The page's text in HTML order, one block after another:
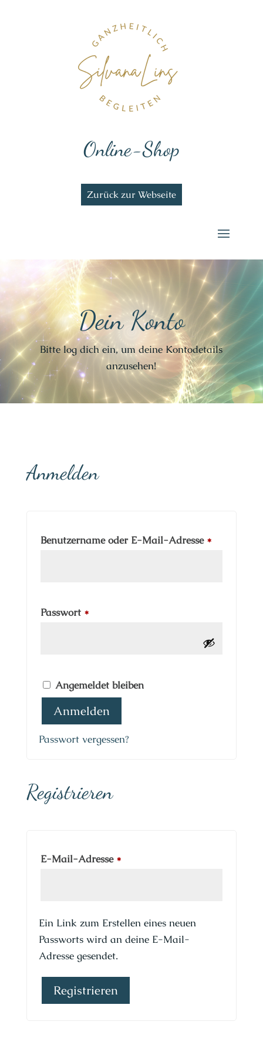
Online-Shop
Zurück zur Webseite
Dein Konto
Bitte log dich ein, um deine Kontodetails
anzusehen!
Anmelden
Benutzername oder E-Mail-Adresse *
Passwort *Erforderlich
Angemeldet bleiben
Anmelden
Passwort vergessen?
Registrieren
E-Mail-Adresse *Erforderlich
Ein Link zum Erstellen eines neuen
Passworts wird an deine E-Mail-
Adresse gesendet.
Registrieren